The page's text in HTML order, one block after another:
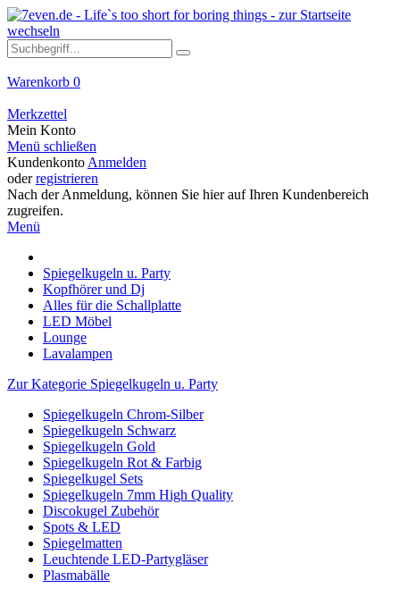
Warenkorb 0
Merkzettel
Mein Konto
Menü schließen
Kundenkonto Anmelden
oderregistrieren
Nach der Anmeldung, können Sie hier auf Ihren Kundenbereich
zugreifen.
Menü
Spiegelkugeln u. Party
Kopfhörer und Dj
Alles für die Schallplatte
LED Möbel
Lounge
Lavalampen
Zur Kategorie Spiegelkugeln u. Party
Spiegelkugeln Chrom-Silber
Spiegelkugeln Schwarz
Spiegelkugeln Gold
Spiegelkugeln Rot & Farbig
Spiegelkugel Sets
Spiegelkugeln 7mm High Quality
Discokugel Zubehör
Spots & LED
Spiegelmatten
Leuchtende LED-Partygläser
Plasmabälle